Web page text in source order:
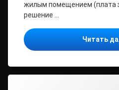
жилым помещением (плата
решение …
Читать